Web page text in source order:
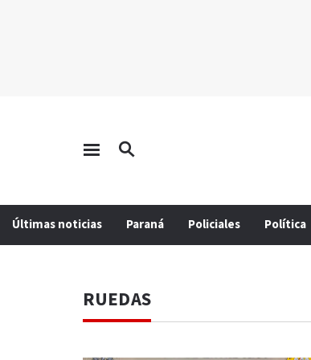
Últimas noticias Paraná Policiales Política
RUEDAS